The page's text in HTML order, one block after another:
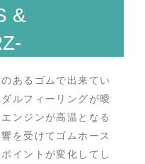
&
あるゴムで出来てい
ルフィーリングが曖
ンジンが高温となる
を受けてゴムホース
イントが変化してし